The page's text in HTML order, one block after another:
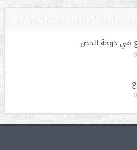
في دوحة الحص